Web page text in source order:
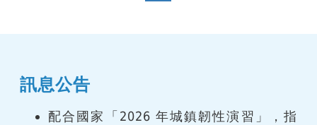
訊息公告
配合國家「2026 年城鎮韌性演習」，指